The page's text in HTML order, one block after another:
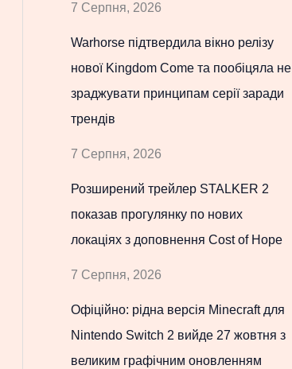
7 Серпня, 2026
Warhorse підтвердила вікно релізу
нової Kingdom Come та пообіцяла не
зраджувати принципам серії заради
трендів
7 Серпня, 2026
Розширений трейлер STALKER 2
показав прогулянку по нових
локаціях з доповнення Cost of Hope
7 Серпня, 2026
Офіційно: рідна версія Minecraft для
Nintendo Switch 2 вийде 27 жовтня з
великим графічним оновленням